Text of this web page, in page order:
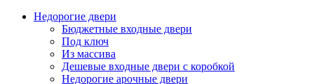
Недорогие двери
Бюджетные входные двери
Под ключ
Из массива
Дешевые входные двери с коробкой
Недорогие арочные двери